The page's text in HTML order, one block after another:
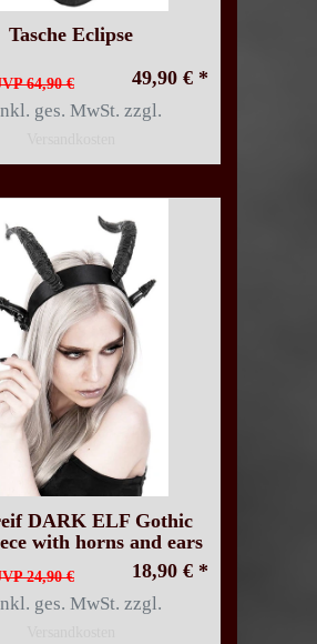
Tasche Eclipse
64,90 € 49,90 € *
ges. MwSt. zzgl.
DARK ELF Gothic
with horns and ears
24,90 € 18,90 € *
ges. MwSt. zzgl.